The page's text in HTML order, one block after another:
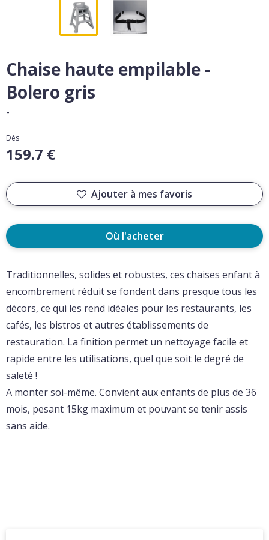
Chaise haute empilable -
Bolero gris
-
Dès
159.7 €
Ajouter à mes favoris
Où l'acheter
Traditionnelles, solides et robustes, ces chaises enfant à
encombrement réduit se fondent dans presque tous les
décors, ce qui les rend idéales pour les restaurants, les
cafés, les bistros et autres établissements de
restauration. La finition permet un nettoyage facile et
rapide entre les utilisations, quel que soit le degré de
saleté !
A monter soi-même. Convient aux enfants de plus de 36
mois, pesant 15kg maximum et pouvant se tenir assis
sans aide.